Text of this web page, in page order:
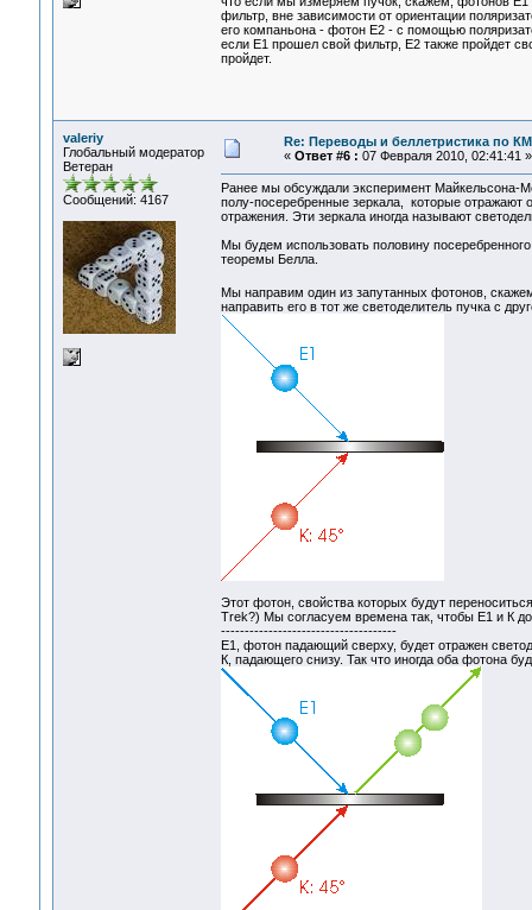
фильтр, вне зависимости от ориентации
его компаньона - фотон E2 - с помощью
если E1 прошел свой фильтр, E2 также пройдет
пройдет.
valeriy
Глобальный модератор
Ветеран
Сообщений: 4167
Re: Переводы и беллетристика по КМ
« Ответ #6 : 07 Февраля 2010, 02:41:41 »
Ранее мы обсуждали эксперимент Майкельсона-
полу-посеребренные зеркала, которые отражают
отражения. Эти зеркала иногда называют
Мы будем использовать половину
теоремы Белла.
Мы направим один из запутанных фотонов,
направить его в тот же светоделитель пучка с
Этот фотон, свойства которых будут
Trek?) Мы согласуем времена так, чтобы Е1 и К
-------------------------------------
E1, фотон падающий сверху, будет отражен
К, падающего снизу. Так что иногда оба фотона